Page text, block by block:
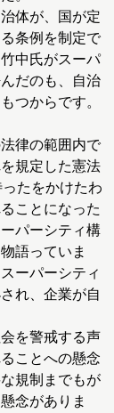
体が、国が定
条例を制定で
中氏がスーパ
だのも、自治
つからです。
律の範囲内で
規定した憲法
たをかけたわ
ことになった
パーシティ構
語っていま
ーパーシティ
れ、企業が自
を警戒する声
ことへの懸念
規制までもが
念がありま